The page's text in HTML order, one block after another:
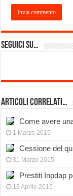
Seguici su…
Articoli Correlati…
Come avere
1 Marzo 2015
Cessione del
31 Marzo 2015
Prestiti Inpdap
13 Aprile 2015